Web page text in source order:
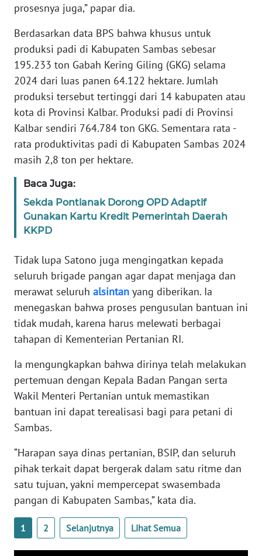
prosesnya juga,” papar dia.
Berdasarkan data BPS bahwa khusus untuk
produksi padi di Kabupaten Sambas sebesar
195.233 ton Gabah Kering Giling (GKG) selama
2024 dari luas panen 64.122 hektare. Jumlah
produksi tersebut tertinggi dari 14 kabupaten atau
kota di Provinsi Kalbar. Produksi padi di Provinsi
Kalbar sendiri 764.784 ton GKG. Sementara rata -
rata produktivitas padi di Kabupaten Sambas 2024
masih 2,8 ton per hektare.
Baca Juga:
Sekda Pontianak Dorong OPD Adaptif
Gunakan Kartu Kredit Pemerintah Daerah
KKPD
Tidak lupa Satono juga mengingatkan kepada
seluruh brigade pangan agar dapat menjaga dan
merawat seluruh alsintan yang diberikan. Ia
menegaskan bahwa proses pengusulan bantuan ini
tidak mudah, karena harus melewati berbagai
tahapan di Kementerian Pertanian RI.
Ia mengungkapkan bahwa dirinya telah melakukan
pertemuan dengan Kepala Badan Pangan serta
Wakil Menteri Pertanian untuk memastikan
bantuan ini dapat terealisasi bagi para petani di
Sambas.
“Harapan saya dinas pertanian, BSIP, dan seluruh
pihak terkait dapat bergerak dalam satu ritme dan
satu tujuan, yakni mempercepat swasembada
pangan di Kabupaten Sambas,” kata dia.
1 2 Selanjutnya Lihat Semua
RIAU
WN
JAMBI
WN
SULTRA
NTB
WN
WN
SULBAR
WN
BABEL
WN
SUMBAR
WN
WN
BENGKULU
LAMPUNG
WN
JATENG